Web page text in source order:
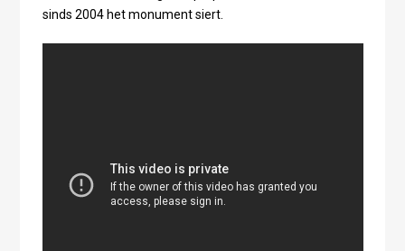
sinds 2004 het monument siert.